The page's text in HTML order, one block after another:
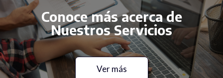
Conoce más acerca de
Nuestros Servicios
Ver más